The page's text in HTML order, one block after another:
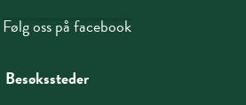
Følg oss på facebook
Besøkssteder